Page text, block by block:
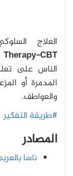
العلاج
Therapy-CBT
الناس على
المدمرة أو
والعواطف.
#طريقة التفكير
المصادر
ناسا